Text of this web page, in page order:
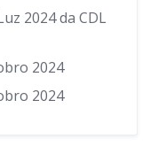
2024 da CDL
2024
2024